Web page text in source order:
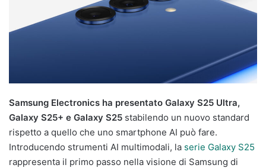
Samsung Electronics ha presentato Galaxy S25 Ultra,
Galaxy S25+ e Galaxy S25 stabilendo un nuovo standard
rispetto a quello che uno smartphone AI può fare.
Introducendo strumenti AI multimodali, la serie Galaxy S25
rappresenta il primo passo nella visione di Samsung di